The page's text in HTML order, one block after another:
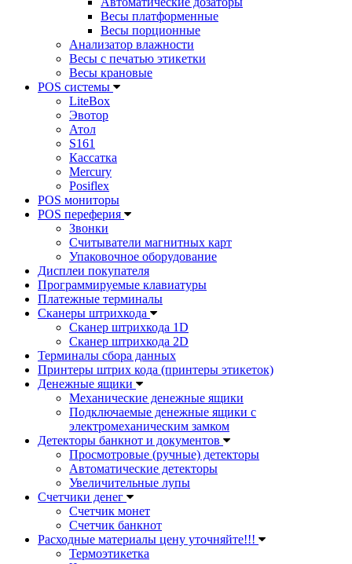
Весы платформенные
Весы порционные
Анализатор влажности
Весы с печатью этикетки
Весы крановые
POS системы
LiteBox
Эвотор
Атол
S161
Кассатка
Mercury
Posiflex
POS мониторы
POS переферия
Звонки
Считыватели магнитных карт
Упаковочное оборудование
Дисплеи покупателя
Программируемые клавиатуры
Платежные терминалы
Сканеры штрихкода
Сканер штрихкода 1D
Сканер штрихкода 2D
Терминалы сбора данных
Принтеры штрих кода (принтеры этикеток)
Денежные ящики
Механические денежные ящики
Подключаемые денежные ящики с
электромеханическим замком
Детекторы банкнот и документов
Просмотровые (ручные) детекторы
Автоматические детекторы
Увеличительные лупы
Счетчики денег
Счетчик монет
Счетчик банкнот
Расходные материалы цену уточняйте!!!
Термоэтикетка